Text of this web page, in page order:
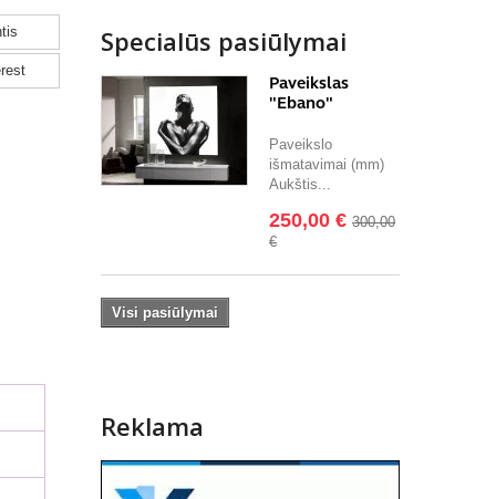
Specialūs pasiūlymai
Paveikslas
"Ebano"
Paveikslo
išmatavimai (mm)
Aukštis...
250,00 € 300,00
€
Visi pasiūlymai
Reklama